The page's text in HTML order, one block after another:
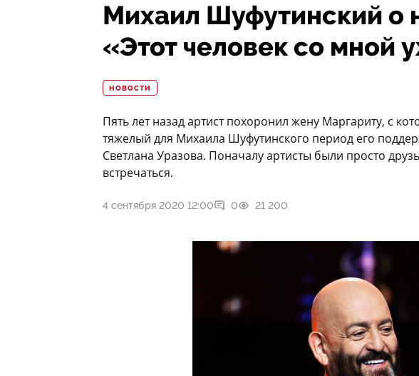
Михаил Шуфутинский о
«Этот человек со мной
НОВОСТИ
Пять лет назад артист похоронил жену Маргариту, с
тяжелый для Михаила Шуфутинского период его
Светлана Уразова. Поначалу артисты были просто
встречаться.
4 сентября 2020 12:00 0 21 200